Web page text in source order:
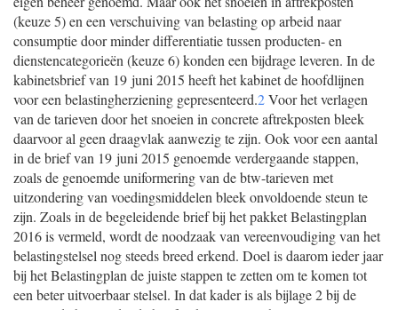
(keuze 5) en een verschuiving van belasting op arbeid naar
consumptie door minder differentiatie tussen producten- en
dienstencategorieën (keuze 6) konden een bijdrage leveren. In de
kabinetsbrief van 19 juni 2015 heeft het kabinet de hoofdlijnen
voor een belastingherziening gepresenteerd.2Voor het verlagen
van de tarieven door het snoeien in concrete aftrekposten bleek
daarvoor al geen draagvlak aanwezig te zijn. Ook voor een aantal
in de brief van 19 juni 2015 genoemde verdergaande stappen,
zoals de genoemde uniformering van de btw-tarieven met
uitzondering van voedingsmiddelen bleek onvoldoende steun te
zijn. Zoals in de begeleidende brief bij het pakket Belastingplan
2016 is vermeld, wordt de noodzaak van vereenvoudiging van het
belastingstelsel nog steeds breed erkend. Doel is daarom ieder jaar
bij het Belastingplan de juiste stappen te zetten om te komen tot
een beter uitvoerbaar stelsel. In dat kader is als bijlage 2 bij de